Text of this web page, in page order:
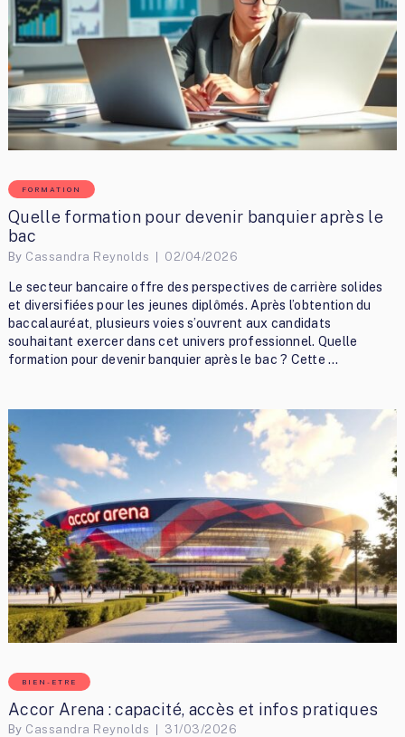
FORMATION
Quelle formation pour devenir banquier après le
bac
By Cassandra Reynolds 02/04/2026
Le secteur bancaire offre des perspectives de carrière solides
et diversifiées pour les jeunes diplômés. Après l’obtention du
baccalauréat, plusieurs voies s’ouvrent aux candidats
souhaitant exercer dans cet univers professionnel. Quelle
formation pour devenir banquier après le bac ? Cette …
BIEN-ETRE
Accor Arena : capacité, accès et infos pratiques
By Cassandra Reynolds 31/03/2026